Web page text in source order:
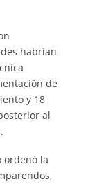
habrían
de
y 18
al
ordenó la